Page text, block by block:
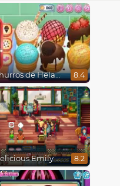
Churros de Helado 8.4
Delicious Emily New Beginning 8.2